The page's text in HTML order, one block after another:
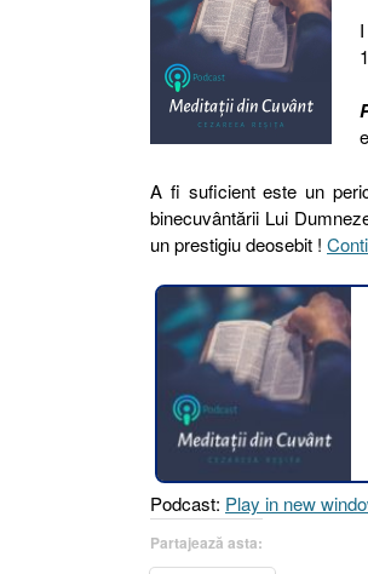
A fi suficient este un
binecuvântării Lui
un prestigiu deosebit !
Podcast: Play in new
Partajează asta: